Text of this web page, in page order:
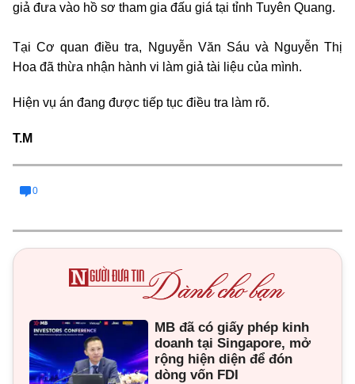
giả đưa vào hồ sơ tham gia đấu giá tại tỉnh Tuyên Quang.
Tại Cơ quan điều tra, Nguyễn Văn Sáu và Nguyễn Thị
Hoa đã thừa nhận hành vi làm giả tài liệu của mình.
Hiện vụ án đang được tiếp tục điều tra làm rõ.
T.M
0
MB đã có giấy phép kinh
doanh tại Singapore, mở
rộng hiện diện để đón
dòng vốn FDI